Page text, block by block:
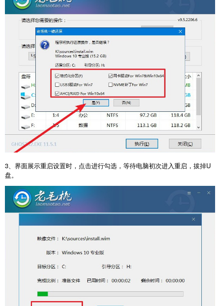
3、界面展示重启设置时，点击进行勾选，等待电脑初次进入重启，拔掉U
盘。